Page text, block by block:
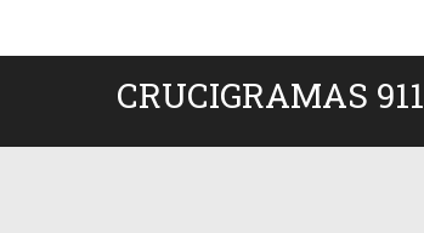
CRUCIGRAMAS 911